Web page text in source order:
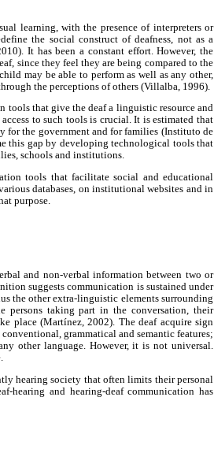
learning, with the presence of interpreters or
the social construct of deafness, not as a
It has been a constant effort. However, the
since they feel they are being compared to the
may be able to perform as well as any other,
the perceptions of others (Villalba, 1996).
tools that give the deaf a linguistic resource and
to such tools is crucial. It is estimated that
for the government and for families (Instituto de
this gap by developing technological tools that
schools and institutions.
tools that facilitate social and educational
databases, on institutional websites and in
purpose.
and non-verbal information between two or
suggests communication is sustained under
the other extra-linguistic elements surrounding
persons taking part in the conversation, their
place (Martínez, 2002). The deaf acquire sign
grammatical and semantic features;
other language. However, it is not universal.
hearing society that often limits their personal
hearing and hearing-deaf communication has